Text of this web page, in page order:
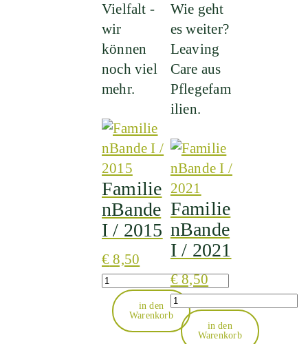
Vielfalt -
wir
können
noch viel
mehr.
Familie
nBande
I / 2015
€ 8,50
Quantity
in den
Warenkorb
Wie geht
es weiter?
Leaving
Care aus
Pflegefam
ilien.
Familie
nBande
I / 2021
€8,50
Quantity
in den
Warenkorb